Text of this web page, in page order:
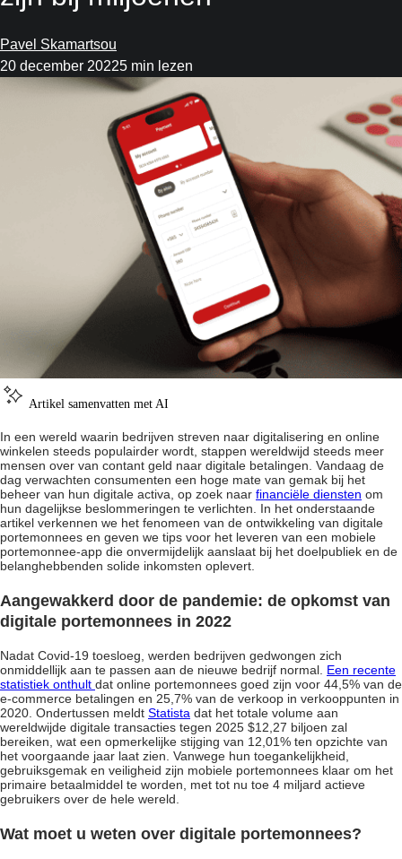
Pavel Skamartsou
20 december 20225 min lezen
Artikel samenvatten met AI
In een wereld waarin bedrijven streven naar digitalisering en online
winkelen steeds populairder wordt, stappen wereldwijd steeds meer
mensen over van contant geld naar digitale betalingen. Vandaag de
dag verwachten consumenten een hoge mate van gemak bij het
beheer van hun digitale activa, op zoek naar financiële diensten om
hun dagelijkse beslommeringen te verlichten. In het onderstaande
artikel verkennen we het fenomeen van de ontwikkeling van digitale
portemonnees en geven we tips voor het leveren van een mobiele
portemonnee-app die onvermijdelijk aanslaat bij het doelpubliek en de
belanghebbenden solide inkomsten oplevert.
Aangewakkerd door de pandemie: de opkomst van
digitale portemonnees in 2022
Nadat Covid-19 toesloeg, werden bedrijven gedwongen zich
onmiddellijk aan te passen aan de nieuwe bedrijf normal. Een recente
statistiek onthult dat online portemonnees goed zijn voor 44,5% van de
e-commerce betalingen en 25,7% van de verkoop in verkooppunten in
2020. Ondertussen meldt Statista dat het totale volume aan
wereldwijde digitale transacties tegen 2025 $12,27 biljoen zal
bereiken, wat een opmerkelijke stijging van 12,01% ten opzichte van
het voorgaande jaar laat zien. Vanwege hun toegankelijkheid,
gebruiksgemak en veiligheid zijn mobiele portemonnees klaar om het
primaire betaalmiddel te worden, met tot nu toe 4 miljard actieve
gebruikers over de hele wereld.
Wat moet u weten over digitale portemonnees?